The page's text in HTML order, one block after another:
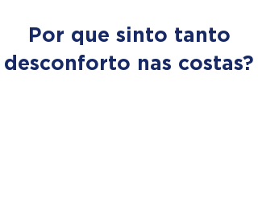
Por que sinto tanto
desconforto nas costas?